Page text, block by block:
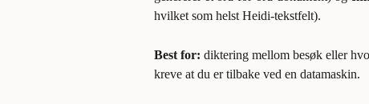
hvilket som helst Heidi-tekstfelt).
Best for: diktering mellom besøk eller
kreve at du er tilbake ved en datamaskin.